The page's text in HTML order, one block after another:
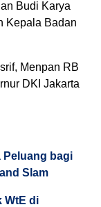
Budi Karya
Kepala Badan
Menpan RB
DKI Jakarta
Peluang bagi
Slam
WtE di